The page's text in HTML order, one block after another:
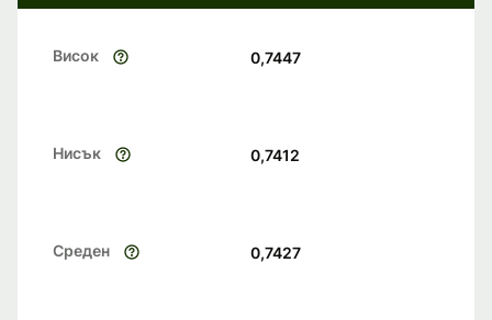
Висок 0,7447
Нисък 0,7412
Среден 0,7427